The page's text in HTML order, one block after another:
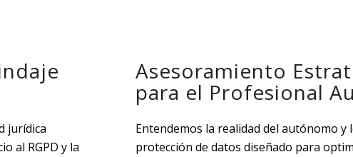
jurídica
al RGPD y la
Asesoramiento
para el Profesional
Entendemos la realidad del autónomo y
protección de datos diseñado para